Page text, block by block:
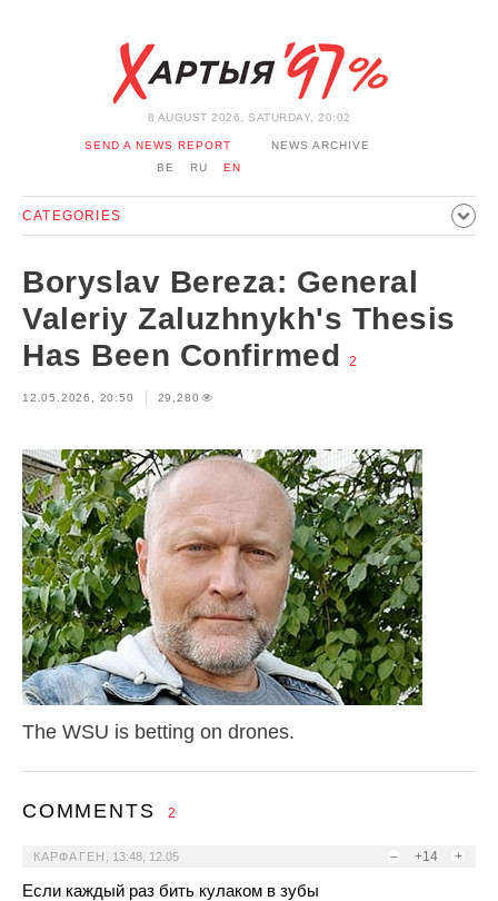
8 AUGUST 2026, SATURDAY, 20:02
SEND A NEWS REPORT
NEWS ARCHIVE
BE
RU EN
CATEGORIES
CULTURE HISTORY OPINION INTERVIEW
TECHNOLOGY HEALTH CARS LEISURE
BLOCKAGE BYPASS AND SOLIDARITY CORONAVIRUS
BELARUS IN NATO
Boryslav Bereza: General
Valeriy Zaluzhnykh's Thesis
Has Been Confirmed
2
12.05.2026, 20:50 29,280
The WSU is betting on drones.
COMMENTS 2
– +14 +
КАРФАГЕН 13:48, 12.05
Если каждый раз бить кулаком в зубы